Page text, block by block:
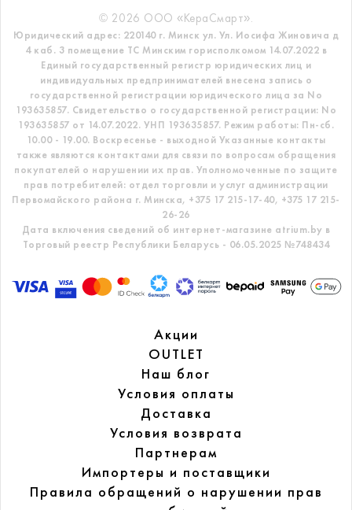
© 2026 ООО «КераСмарт».
Юридический адрес: 220140 г. Минск ул. Ул. Иосифа Жиновича д
4 каб. 3 помещение ТС Минским горисполкомом 14.07.2022 в
Единый государственный регистр юридических лиц и
индивидуальных предпринимателей внесена запись о
государственной регистрации юридического лица за No
193635857. Свидетельство о государственной регистрации: No
193635857 от 14.07.2022. УНП 193635857. Режим работы: Пн-сб.
10.00 - 19.00. Воскресенье - выходной Указанные контакты
также являются контактами для связи по вопросам обращения
покупателей о нарушении их прав. Уполномоченные по защите
прав потребителей: отдел торговли и услуг администрации
Первомайского района г. Минска, +375 17 215-17-40, +375 17 215-
26-26
Дата включения сведений об интернет-магазине atrium.by в
Торговый реестр Республики Беларусь - 06.05.2025 №748434
Акции
OUTLET
Наш блог
Условия оплаты
Доставка
Условия возврата
Партнерам
Импортеры и поставщики
Правила обращений о нарушении прав